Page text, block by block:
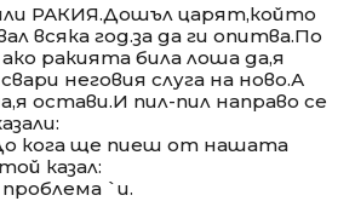
РАКИЯ.Дошъл царят,който
всяка год.за да ги опитва.По
ракията била лоша да,я
неговия слуга на ново.А
остави.И пил-пил направо се
кога ще пиеш от нашата
казал:
`и.